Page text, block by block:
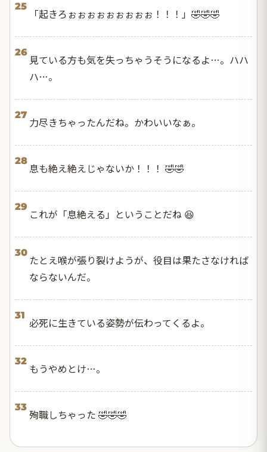
25
「起きろぉぉぉぉぉぉぉぉぉ！！！」🤣🤣🤣
26
見ている方も気を失っちゃうそうになるよ…。ハハ
ハ…。
27
力尽きちゃったんだね。かわいいなぁ。
28
息も絶え絶えじゃないか！！！ 🤣🤣
29
これが「息絶える」ということだね 😆
30
たとえ喉が張り裂けようが、役目は果たさなければ
ならないんだ。
31
必死に生きている姿勢が伝わってくるよ。
32
もうやめとけ…。
33
殉職しちゃった 🤣🤣🤣